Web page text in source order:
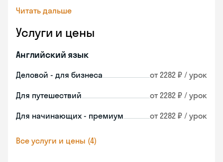
Читать дальше
Услуги и цены
Английский язык
Деловой - для бизнеса от 2282 ₽ / урок
Для путешествий от 2282 ₽ / урок
Для начинающих - премиум от 2282 ₽ / урок
Все услуги и цены (4)